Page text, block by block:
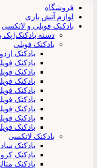
فروشگاه
لوازم آتش بازی
بادکنک فویلی و لاتکسی
دسته بادکنک| پک
بادکنک فویلی
بادکنک
بادکنک
بادکنک
بادکنک
بادکنک
بادکنک
بادکنک
بادکنک
بادکنک
بادکنک لاتکسی
بادکنک
بادکنک
بادکنک